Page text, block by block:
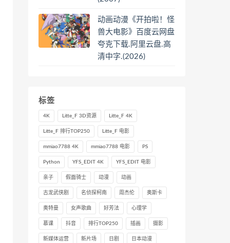
动画动漫《开拍啦！怪
兽大电影》百度云网盘
夸克下载.阿里云盘.高
清中字.(2026)
标签
4K Litte_F 3D资源 Litte_F 4K
Litte_F 排行TOP250 Litte_F 电影
mmiao7788 4K mmiao7788 电影 PS
Python YFS_EDIT 4K YFS_EDIT 电影
亲子 假面骑士 动漫 动画
古龙武侠剧 名侦探柯南 周杰伦 奥斯卡
奥特曼 女声歌曲 好芳法 心理学
慕课 抖音 排行TOP250 插画 摄影
新媒体运营 新片场 日剧 日本动漫